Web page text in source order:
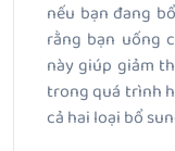
nếu bạn đang
rằng bạn uống
này giúp giảm
trong quá trình
cả hai loại bổ